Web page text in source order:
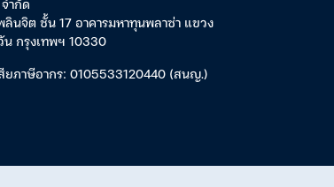
นจิต ชั้น 17 อาคารมหาทุนพลาซ่า แขวง
กรุงเทพฯ 10330
ยภาษีอากร: 0105533120440 (สนญ.)